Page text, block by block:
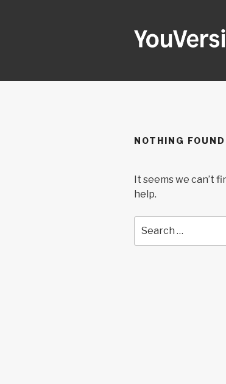
NOTHING FOUND
It seems we can’t
help.
for: